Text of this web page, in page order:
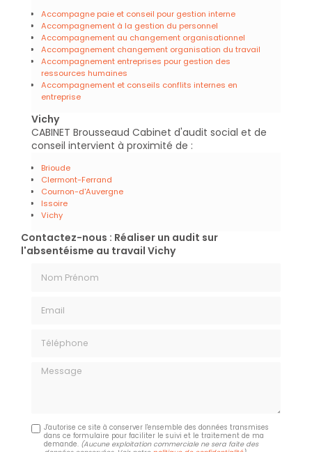
Accompagne paie et conseil pour gestion interne
Accompagnement à la gestion du personnel
Accompagnement au changement organisationnel
Accompagnement changement organisation du travail
Accompagnement entreprises pour gestion des
ressources humaines
Accompagnement et conseils conflits internes en
entreprise
Vichy
CABINET Brousseaud Cabinet d'audit social et de
conseil intervient à proximité de :
Brioude
Clermont-Ferrand
Cournon-d'Auvergne
Issoire
Vichy
Contactez-nous : Réaliser un audit sur
l'absentéisme au travail Vichy
Message
J'autorise ce site à conserver l'ensemble des données transmises
dans ce formulaire pour faciliter le suivi et le traitement de ma
demande. (Aucune exploitation commerciale ne sera faite des